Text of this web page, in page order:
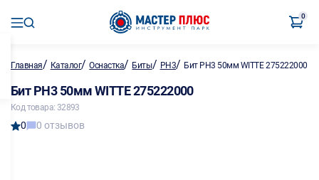
0
Главная/ Каталог/Оснастка/ Биты/ PH3/ Бит PH3 50мм WITTE 275222000
Бит PH3 50мм WITTE 275222000
Код товара: 32893
0 0 отзывов